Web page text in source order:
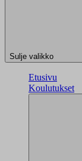
Sulje valikko
Etusivu
Koulutukset